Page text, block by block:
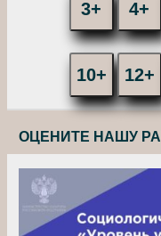
3+ 4+
10+ 12+
ОЦЕНИТЕ НАШУ